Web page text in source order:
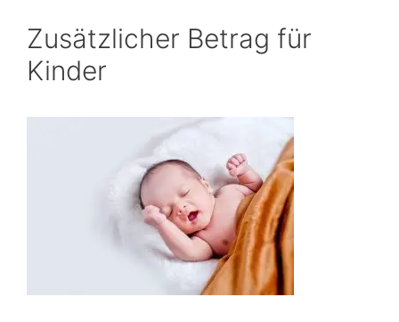
Zusätzlicher Betrag für
Kinder